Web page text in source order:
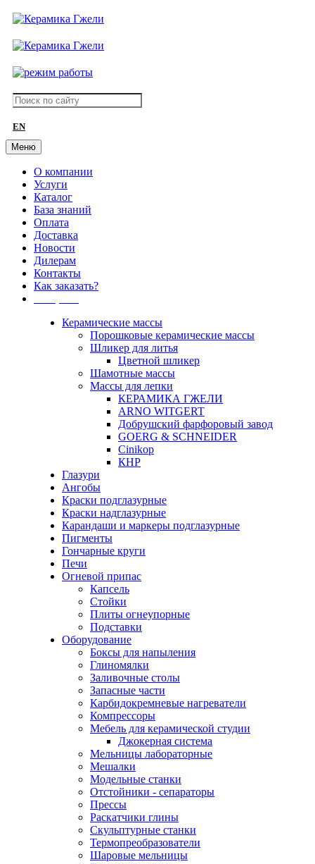
EN
Меню
О компании
Услуги
Каталог
База знаний
Оплата
Доставка
Новости
Дилерам
Контакты
Как заказать?
Керамические массы
Порошковые керамические массы
Шликер для литья
Цветной шликер
Шамотные массы
Массы для лепки
КЕРАМИКА ГЖЕЛИ
ARNO WITGERT
Добрушский фарфоровый завод
GOERG & SCHNEIDER
Cinikop
КНР
Глазури
Ангобы
Краски подглазурные
Краски надглазурные
Карандаши и маркеры подглазурные
Пигменты
Гончарные круги
Печи
Огневой припас
Капсель
Стойки
Плиты огнеупорные
Подставки
Оборудование
Боксы для напыления
Глиномялки
Заливочные столы
Запасные части
Карбидокремневые нагреватели
Компрессоры
Мебель для керамической студии
Джокерная система
Мельницы лабораторные
Мешалки
Модельные станки
Отстойники - сепараторы
Прессы
Раскатчики глины
Скульптурные станки
Термопреобразователи
Шаровые мельницы